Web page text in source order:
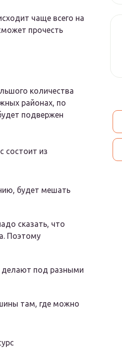
чаще всего на
прочесть
количества
районах, по
подвержен
состоит из
будет мешать
сказать, что
Поэтому
делают под разными
там, где можно